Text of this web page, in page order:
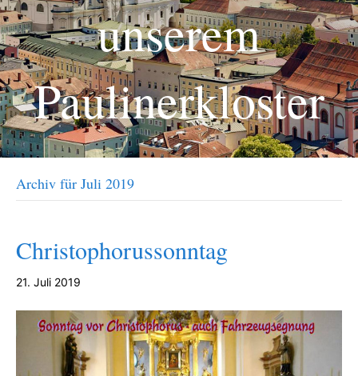
unserem
Paulinerkloster
Archiv für Juli 2019
Christophorussonntag
21. Juli 2019